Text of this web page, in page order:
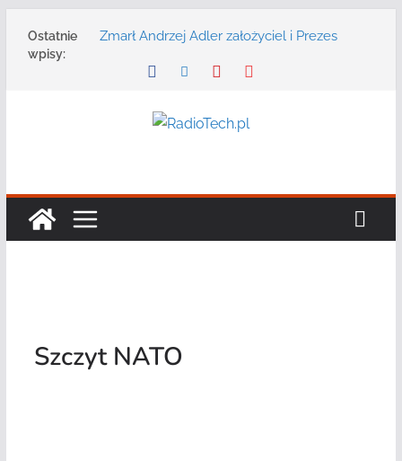
Ostatnie
wpisy:
Zmarł Andrzej Adler założyciel i Prezes
Radmor – największy polski producent
DGT wraz z partnerami zaprasza na
konferencję: „Bezpieczeństwo,
bezpieczeństwa publicznego usługę
Szczyt NATO